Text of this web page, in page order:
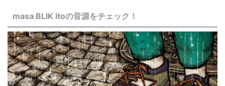
masa BLIK itoの音源をチェック！